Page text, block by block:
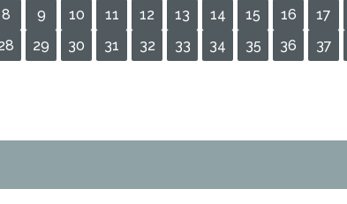
8 9 10 11 12 13 14 15 16 17
29 30 31 32 33 34 35 36 37